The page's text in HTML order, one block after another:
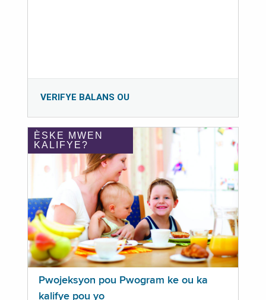
VERIFYE BALANS OU
ÈSKE MWEN
KALIFYE?
Pwojeksyon pou Pwogram ke ou ka
kalifye pou yo